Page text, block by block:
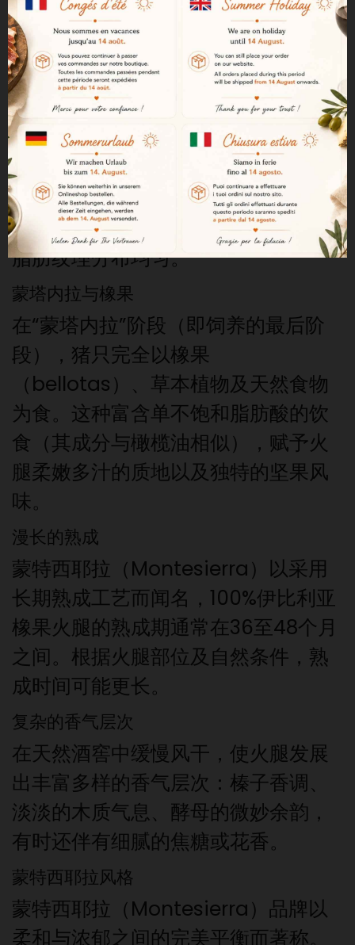
火腿的标志性特征。
安达卢西亚的放养环境
猪群在安达卢西亚的德赫萨
（dehesas）中自由放养，这里是广
阔的牧场与橡树林交织而成的自然景
观。每头猪都有数公顷的土地可以自
由活动。这种日常活动增强了肌肉，
造就了肉质紧实且入口即化的特点，
脂肪纹理分布均匀。
蒙塔内拉与橡果
在“蒙塔内拉”阶段（即饲养的最后阶
段），猪只完全以橡果
（bellotas）、草本植物及天然食物
为食。这种富含单不饱和脂肪酸的饮
食（其成分与橄榄油相似），赋予火
腿柔嫩多汁的质地以及独特的坚果风
味。
漫长的熟成
蒙特西耶拉（Montesierra）以采用
长期熟成工艺而闻名，100%伊比利亚
橡果火腿的熟成期通常在36至48个月
之间。根据火腿部位及自然条件，熟
成时间可能更长。
复杂的香气层次
在天然酒窖中缓慢风干，使火腿发展
出丰富多样的香气层次：榛子香调、
淡淡的木质气息、酵母的微妙余韵，
有时还伴有细腻的焦糖或花香。
蒙特西耶拉风格
蒙特西耶拉（Montesierra）品牌以
柔和与浓郁之间的完美平衡而著称。